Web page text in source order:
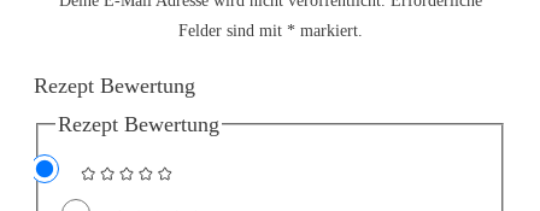
Felder sind mit * markiert.
Rezept Bewertung
Rezept Bewertung